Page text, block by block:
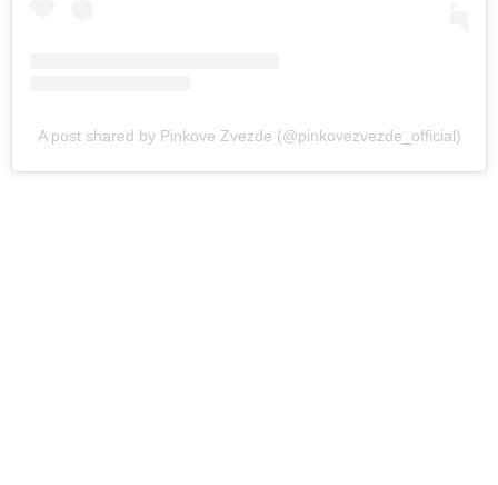
A post shared by Pinkove Zvezde (@pinkovezvezde_official)